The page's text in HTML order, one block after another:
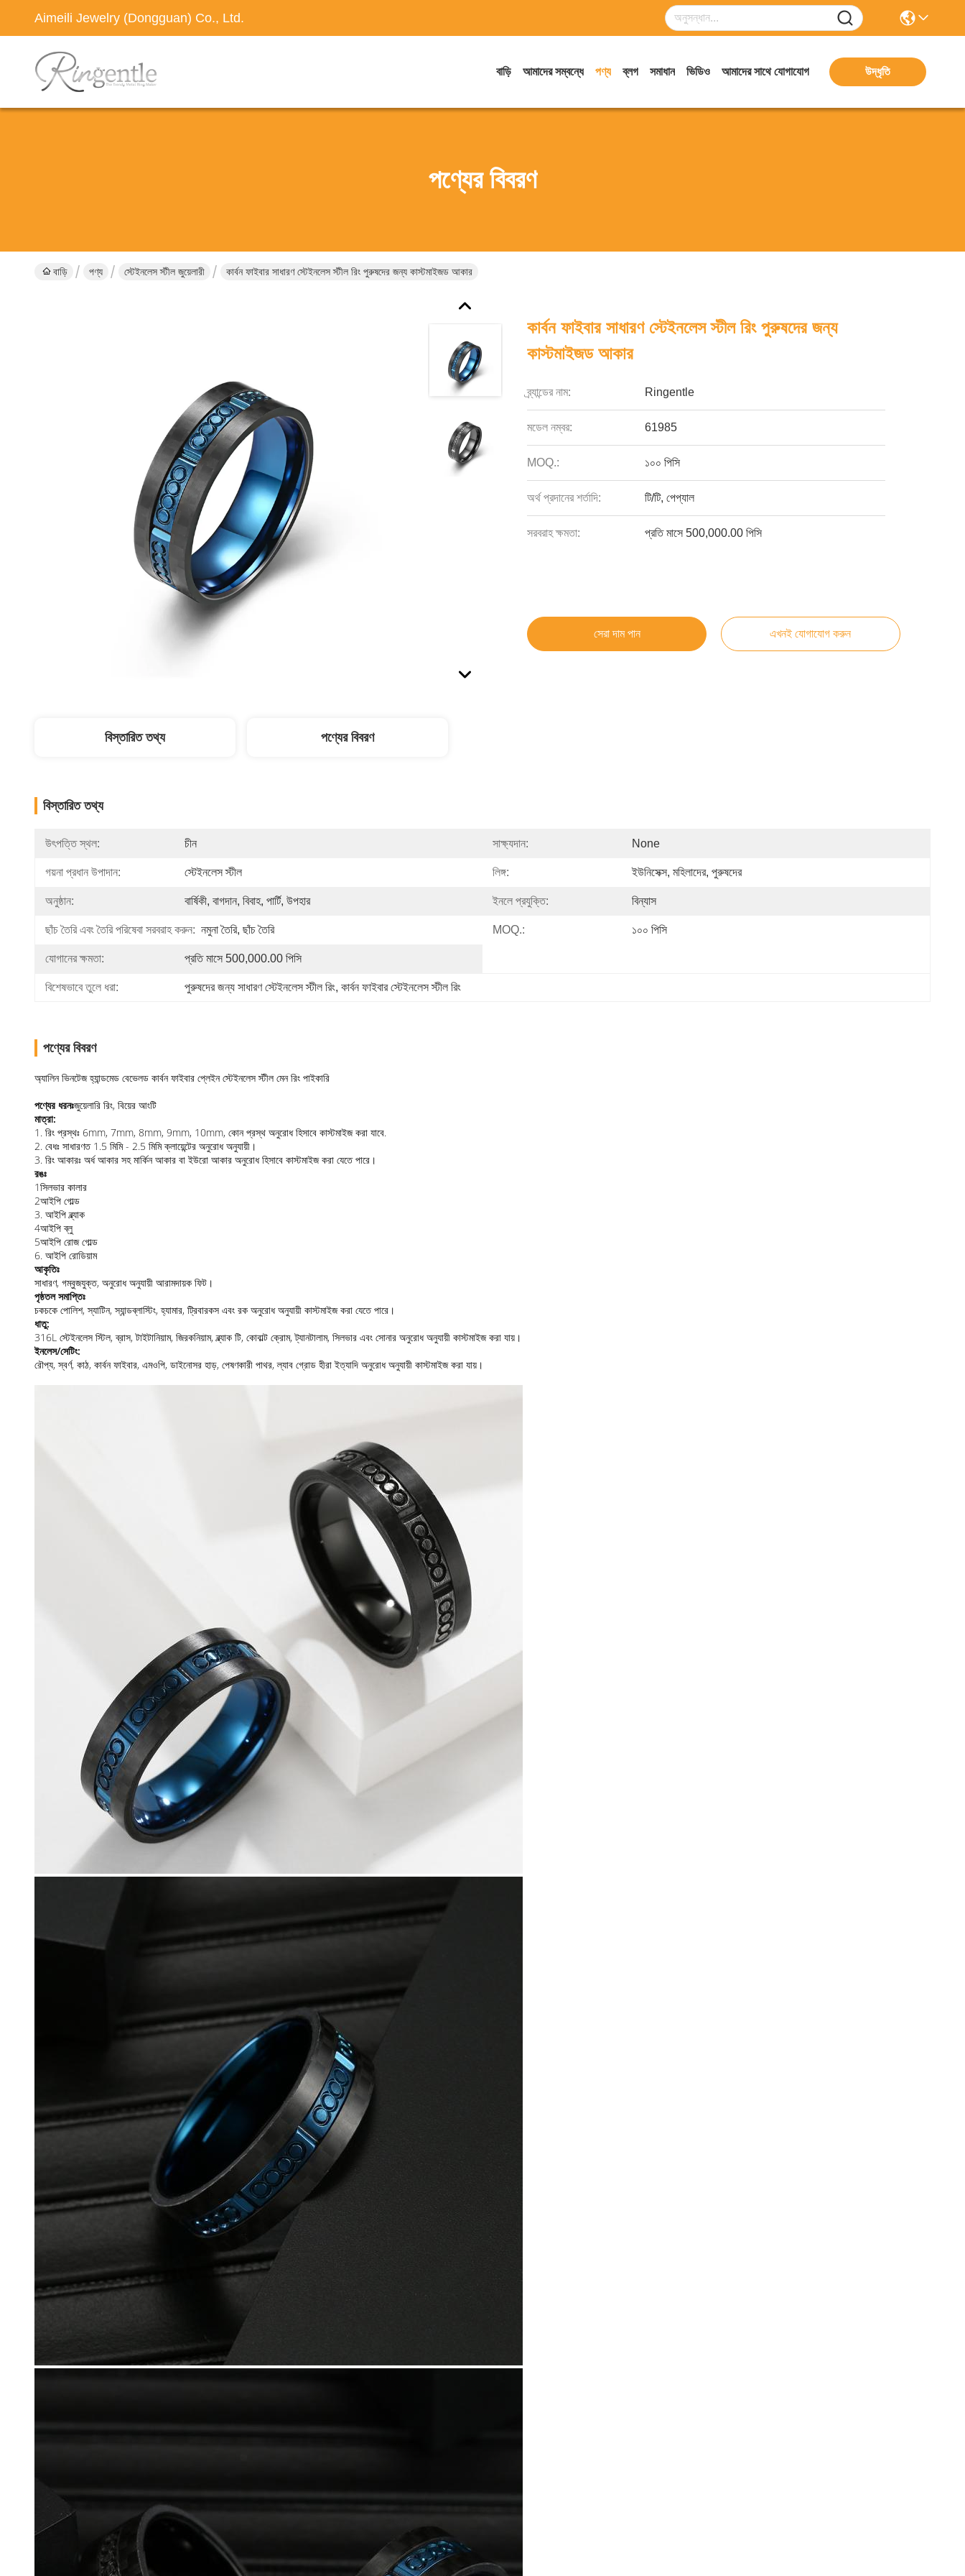
Aimeili Jewelry (Dongguan) Co., Ltd.
বাড়ি আমাদের সম্বন্ধে পণ্য ব্লগ সমাধান ভিডিও আমাদের সাথে যোগাযোগ উদ্ধৃতি
পণ্যের বিবরণ
বাড়ি পণ্য স্টেইনলেস স্টীল জুয়েলারী কার্বন ফাইবার সাধারণ স্টেইনলেস স্টীল রিং পুরুষদের জন্য কাস্টমাইজড আকার
কার্বন ফাইবার সাধারণ স্টেইনলেস স্টীল রিং পুরুষদের জন্য
কাস্টমাইজড আকার
ব্র্যান্ডের নাম: Ringentle
মডেল নম্বর: 61985
MOQ.: ১০০ পিসি
অর্থ প্রদানের শর্তাদি: টি/টি, পেপ্যাল
সরবরাহ ক্ষমতা: প্রতি মাসে 500,000.00 পিসি
সেরা দাম পান এখনই যোগাযোগ করুন
বিস্তারিত তথ্য পণ্যের বিবরণ
বিস্তারিত তথ্য
উৎপত্তি স্থল: চীন সাক্ষ্যদান: None
গয়না প্রধান উপাদান: স্টেইনলেস স্টীল লিঙ্গ: ইউনিসেক্স, মহিলাদের, পুরুষদের
অনুষ্ঠান: বার্ষিকী, বাগদান, বিবাহ, পার্টি, উপহার ইনলে প্রযুক্তি: বিন্যাস
ছাঁচ তৈরি এবং তৈরি পরিষেবা সরবরাহ করুন: নমুনা তৈরি, ছাঁচ তৈরি MOQ.: ১০০ পিসি
যোগানের ক্ষমতা: প্রতি মাসে 500,000.00 পিসি
বিশেষভাবে তুলে ধরা: পুরুষদের জন্য সাধারণ স্টেইনলেস স্টীল রিং, কার্বন ফাইবার স্টেইনলেস স্টীল রিং
পণ্যের বিবরণ
অ্যালিন ভিনটেজ হ্যান্ডমেড বেভেলড কার্বন ফাইবার প্লেইন স্টেইনলেস স্টীল মেন রিং পাইকারি
পণ্যের ধরনঃজুয়েলারি রিং, বিয়ের আংটি
মাত্রা:
1. রিং প্রস্থঃ 6mm, 7mm, 8mm, 9mm, 10mm, কোন প্রস্থ অনুরোধ হিসাবে কাস্টমাইজ করা যাবে.
2. বেধঃ সাধারণত 1.5 মিমি - 2.5 মিমি ক্লায়েন্টের অনুরোধ অনুযায়ী।
3. রিং আকারঃ অর্ধ আকার সহ মার্কিন আকার বা ইউরো আকার অনুরোধ হিসাবে কাস্টমাইজ করা যেতে পারে।
রঙঃ
1সিলভার কালার
2আইপি গোল্ড
3. আইপি ব্ল্যাক
4আইপি ব্লু
5আইপি রোজ গোল্ড
6. আইপি রোডিয়াম
আকৃতিঃ
সাধারণ, গম্বুজযুক্ত, অনুরোধ অনুযায়ী আরামদায়ক ফিট।
পৃষ্ঠতল সমাপ্তিঃ
চকচকে পোলিশ, স্যাটিন, স্যান্ডব্লাস্টিং, হ্যামার, ট্রিবারকস এবং রক অনুরোধ অনুযায়ী কাস্টমাইজ করা যেতে পারে।
ধাতু:
316L স্টেইনলেস স্টিল, ব্রাস, টাইটানিয়াম, জিরকনিয়াম, ব্ল্যাক টি, কোবাল্ট ক্রোম, ট্যানটালাম, সিলভার এবং সোনার অনুরোধ অনুযায়ী কাস্টমাইজ করা যায়।
ইনলেস/সেটিং:
রৌপ্য, স্বর্ণ, কাঠ, কার্বন ফাইবার, এমওপি, ডাইনোসর হাড়, পেষণকারী পাথর, ল্যাব গ্রোড হীরা ইত্যাদি অনুরোধ অনুযায়ী কাস্টমাইজ করা যায়।